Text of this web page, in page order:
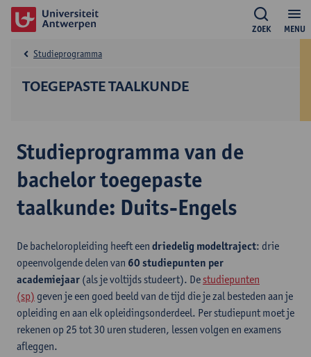
MENU
ZOEK
TOEGEPASTE TAALKUNDE
Studieprogramma
Studieprogramma van de
bachelor toegepaste
taalkunde: Duits-Engels
De bacheloropleiding heeft een driedelig modeltraject: drie
opeenvolgende delen van 60 studiepunten per
academiejaar (als je voltijds studeert). De studiepunten
(sp) geven je een goed beeld van de tijd die je zal besteden aan je
opleiding en aan elk opleidingsonderdeel. Per studiepunt moet je
rekenen op 25 tot 30 uren studeren, lessen volgen en examens
afleggen.